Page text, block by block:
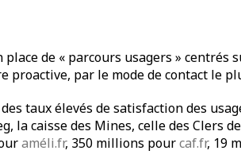
de « parcours usagers »
proactive, par le mode de contact le
taux élevés de satisfaction des
la caisse des Mines, celle des Clers
améli.fr, 350 millions pourcaf.fr, 19